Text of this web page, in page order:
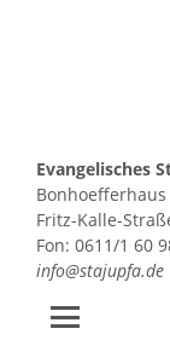
Evangelisches
Bonhoefferhaus
Fritz-Kalle-
Fon: 0611/1 60
info@stajupfa.de